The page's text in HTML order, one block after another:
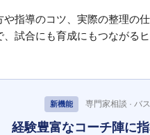
指導のコツ、実際の整理の
試合にも育成にもつながる
新機能 専門家相談 · バ
経験豊富なコーチ陣に